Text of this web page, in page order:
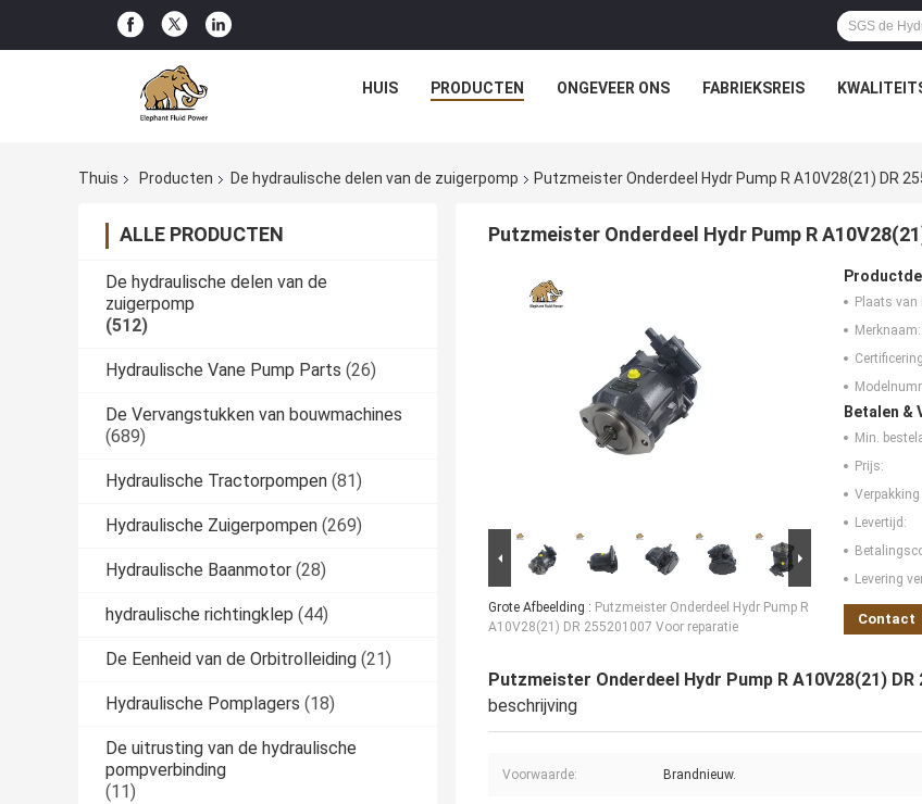
HUIS PRODUCTEN ONGEVEER ONS FABRIEKSREIS
Thuis Producten De hydraulische delen van de zuigerpomp Putzmeister Onderdeel Hydr Pump R A10V28(21) DR
ALLE PRODUCTEN
De hydraulische delen van de
zuigerpomp
(512)
Hydraulische Vane Pump Parts (26)
De Vervangstukken van bouwmachines
(689)
Hydraulische Tractorpompen (81)
Hydraulische Zuigerpompen (269)
Hydraulische Baanmotor (28)
hydraulische richtingklep (44)
De Eenheid van de Orbitrolleiding (21)
Hydraulische Pomplagers (18)
De uitrusting van de hydraulische
pompverbinding
(11)
Putzmeister Onderdeel Hydr Pump R
Grote Afbeelding : Putzmeister Onderdeel Hydr Pump R
A10V28(21) DR 255201007 Voor reparatie
Plaats van
Merknaam:
Betalen &
Min.
Prijs:
Levertijd:
Levering
Contact
Putzmeister Onderdeel Hydr Pump R A10V28(21)
beschrijving
Voorwaarde: Brandnieuw.